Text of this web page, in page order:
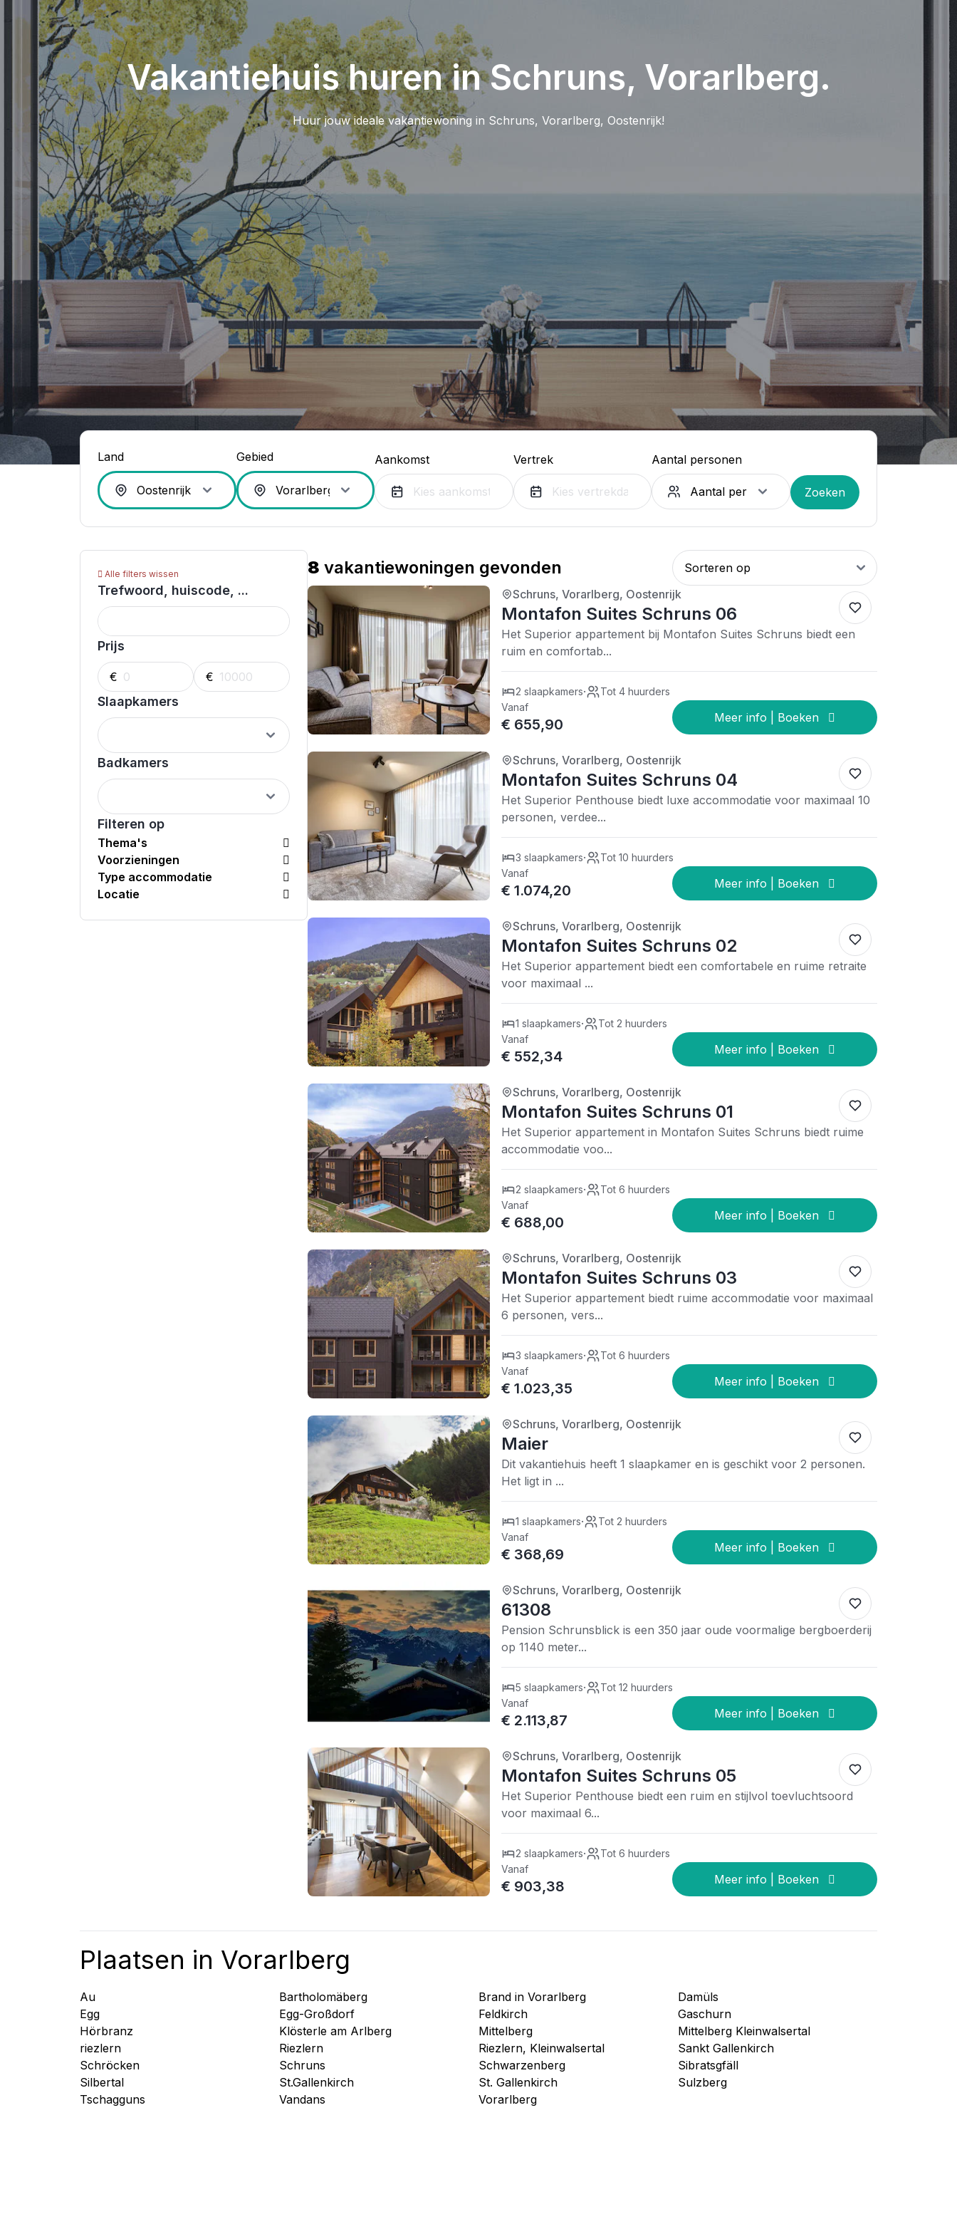
Vakantiehuis huren in Schruns, Vorarlberg.
Huur jouw ideale vakantiewoning in Schruns, Vorarlberg, Oostenrijk!
Land Gebied Aankomst Vertrek Aantal personen
Zoeken
Alle filters wissen
Trefwoord, huiscode, ...
Prijs
€ €
Slaapkamers
Badkamers
Filteren op
Thema's
Voorzieningen
Type accommodatie
Locatie
8 vakantiewoningen gevonden
4/5| 0 recensies
Schruns, Vorarlberg, Oostenrijk
Montafon Suites Schruns 06
Het Superior appartement bij Montafon Suites Schruns biedt een
ruim en comfortab...
2 slaapkamers·
Tot 4 huurders
Vanaf
€ 655,90
| 0 recensies
Schruns, Vorarlberg, Oostenrijk
Montafon Suites Schruns 04
Het Superior Penthouse biedt luxe accommodatie voor maximaal 10
personen, verdee...
3 slaapkamers·
Tot 10 huurders
Vanaf
€ 1.074,20
Schruns, Vorarlberg, Oostenrijk
Montafon Suites Schruns 02
Het Superior appartement biedt een comfortabele en ruime retraite
voor maximaal ...
1 slaapkamers·
Tot 2 huurders
Vanaf
€ 552,34
4/5 | 0 recensies
Schruns, Vorarlberg, Oostenrijk
Montafon Suites Schruns 01
Het Superior appartement in Montafon Suites Schruns biedt ruime
accommodatie voo...
2 slaapkamers·
Tot 6 huurders
Vanaf
€ 688,00
4/5| 0 recensies
Schruns, Vorarlberg, Oostenrijk
Montafon Suites Schruns 03
Het Superior appartement biedt ruime accommodatie voor maximaal
6 personen, vers...
3 slaapkamers·
Tot 6 huurders
Vanaf
€ 1.023,35
4/5| 0 recensies
Schruns, Vorarlberg, Oostenrijk
Maier
Dit vakantiehuis heeft 1 slaapkamer en is geschikt voor 2 personen.
Het ligt in ...
1 slaapkamers·
Tot 2 huurders
Vanaf
€ 368,69
1/5| 0 recensies
Schruns, Vorarlberg, Oostenrijk
61308
Pension Schrunsblick is een 350 jaar oude voormalige bergboerderij
op 1140 meter...
5 slaapkamers·
Tot 12 huurders
Vanaf
€ 2.113,87
4/5| 0 recensies
Schruns, Vorarlberg, Oostenrijk
Montafon Suites Schruns 05
Het Superior Penthouse biedt een ruim en stijlvol toevluchtsoord
voor maximaal 6...
2 slaapkamers·
Tot 6 huurders
Vanaf
€ 903,38
Plaatsen in Vorarlberg
Au Bartholomäberg Brand in Vorarlberg
Damüls
Egg
Egg-Großdorf Feldkirch
Gaschurn
Hörbranz
Klösterle am Arlberg Mittelberg
Mittelberg Kleinwalsertal
riezlern
Riezlern Riezlern, Kleinwalsertal
Sankt Gallenkirch
Schröcken
Schruns Schwarzenberg
Sibratsgfäll
Silbertal
St.Gallenkirch St. Gallenkirch
Sulzberg
Tschagguns
Vandans Vorarlberg